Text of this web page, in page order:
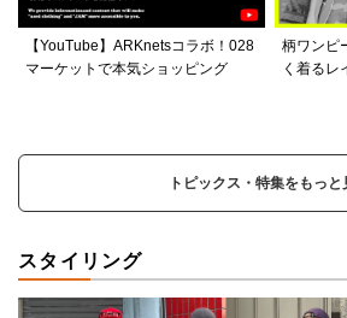
【YouTube】ARKnetsコラボ！028
マーケットで本気ショッピング
柄ワンピ
く着るレ
トピックス・特集をもっと
スタイリング